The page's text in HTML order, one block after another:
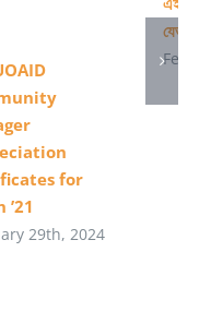
for
’21
29th, 2024
যেভাবে